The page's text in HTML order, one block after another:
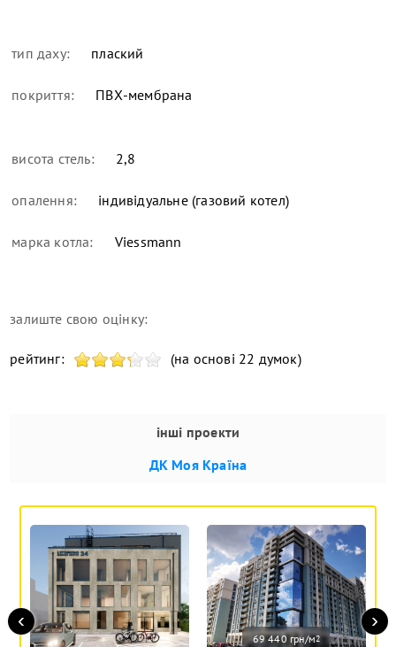
тип даху: плаский
покриття: ПВХ-мембрана
висота стель: 2,8
опалення: індивідуальне (газовий котел)
марка котла: Viessmann
залиште свою оцінку:
рейтинг: (на основі 22 думок)
інші проекти
ДК Моя Країна
69 440 грн/м2
‹ ›